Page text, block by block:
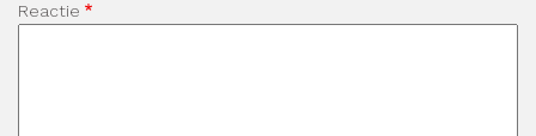
Reactie